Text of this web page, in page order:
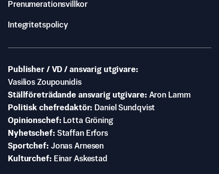
Prenumerationsvillkor
Integritetspolicy
Publisher / VD / ansvarig utgivare
Vasilios Zoupounidis
Ställföreträdande ansvarig utgivare Aron Lamm
Politisk chefredaktör
Daniel Sundqvist
Opinionschef
Lotta Gröning
Nyhetschef Staffan Erfors
Sportchef Jonas Arnesen
Kulturchef
Einar Askestad